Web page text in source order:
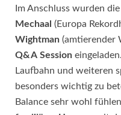
Im Anschluss wurden
Mechaal (Europa
Wightman (amtierender
Q&A Session
Laufbahn und weiteren
besonders wichtig zu
Balance sehr wohl